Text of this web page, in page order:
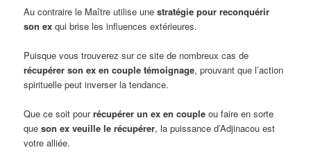
Au contraire le Maître utilise unestratégie pour reconquérir
son ex qui brise les influences extérieures.
Puisque vous trouverez sur ce site de nombreux cas de
récupérer son ex en couple témoignage, prouvant que l’action
spirituelle peut inverser la tendance.
Que ce soit pourrécupérer un ex en couple ou faire en sorte
queson ex veuille le récupérer, la puissance d’Adjinacou est
votre alliée.